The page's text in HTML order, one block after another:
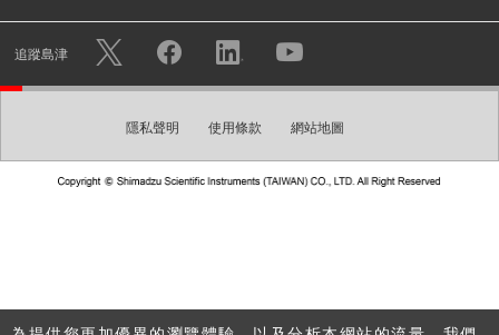
使用帳戶註冊的個人資訊將可用於 隱私權政策
的，例如發送電子報。
創建帳號
追蹤島津
隱私聲明 使用條款 網站地圖